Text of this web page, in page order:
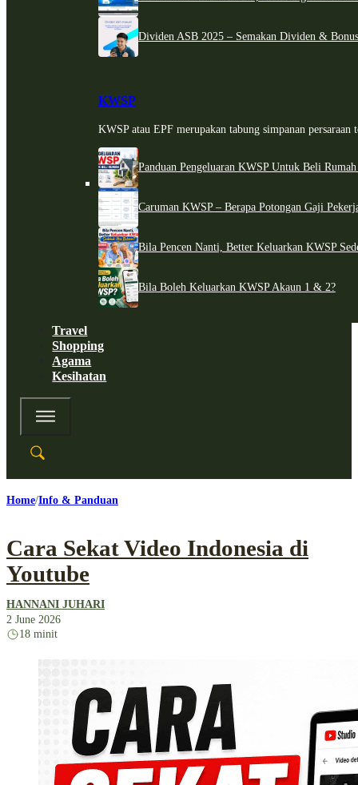
Dividen ASB 2025 – Semakan Dividen &
KWSP
KWSP atau EPF merupakan tabung simpanan persaraan
Panduan Pengeluaran KWSP Untuk Beli
Caruman KWSP – Berapa Potongan Gaji
Bila Pencen Nanti, Better Keluarkan KWSP
Bila Boleh Keluarkan KWSP Akaun 1 & 2?
Travel
Shopping
Agama
Kesihatan
Home Info & Panduan
Cara Sekat Video Indonesia di
Youtube
HANNANI JUHARI
2 June 2026
18 minit